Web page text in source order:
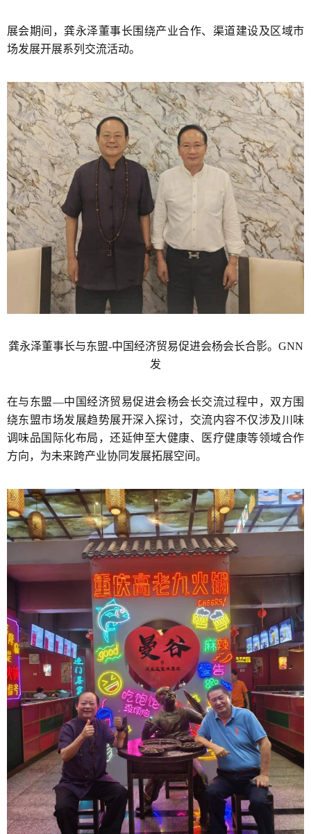
展会期间，龚永泽董事长围绕产业合作、渠道建设及区域市
场发展开展系列交流活动。
龚永泽董事长与东盟-中国经济贸易促进会杨会长合影。GNN
发
在与东盟—中国经济贸易促进会杨会长交流过程中，双方围
绕东盟市场发展趋势展开深入探讨，交流内容不仅涉及川味
调味品国际化布局，还延伸至大健康、医疗健康等领域合作
方向，为未来跨产业协同发展拓展空间。